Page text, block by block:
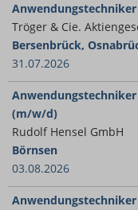
Tröger & Cie.
Bersenbrück,
31.07.2026
(m/w/d)
Rudolf Hensel GmbH
Börnsen
03.08.2026